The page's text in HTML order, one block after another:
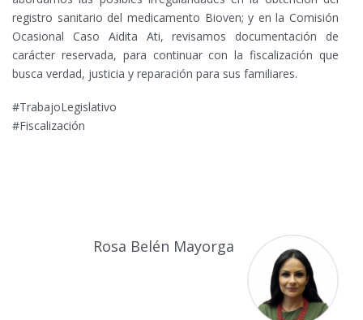
registro sanitario del medicamento Bioven; y en la Comisión
Ocasional Caso Aidita Ati, revisamos documentación de
carácter reservada, para continuar con la fiscalización que
busca verdad, justicia y reparación para sus familiares.
#TrabajoLegislativo
#Fiscalización
Rosa Belén Mayorga